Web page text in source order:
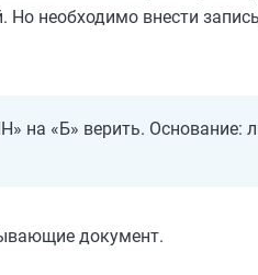
Но необходимо внести
на «Б» верить. Основание:
документ.